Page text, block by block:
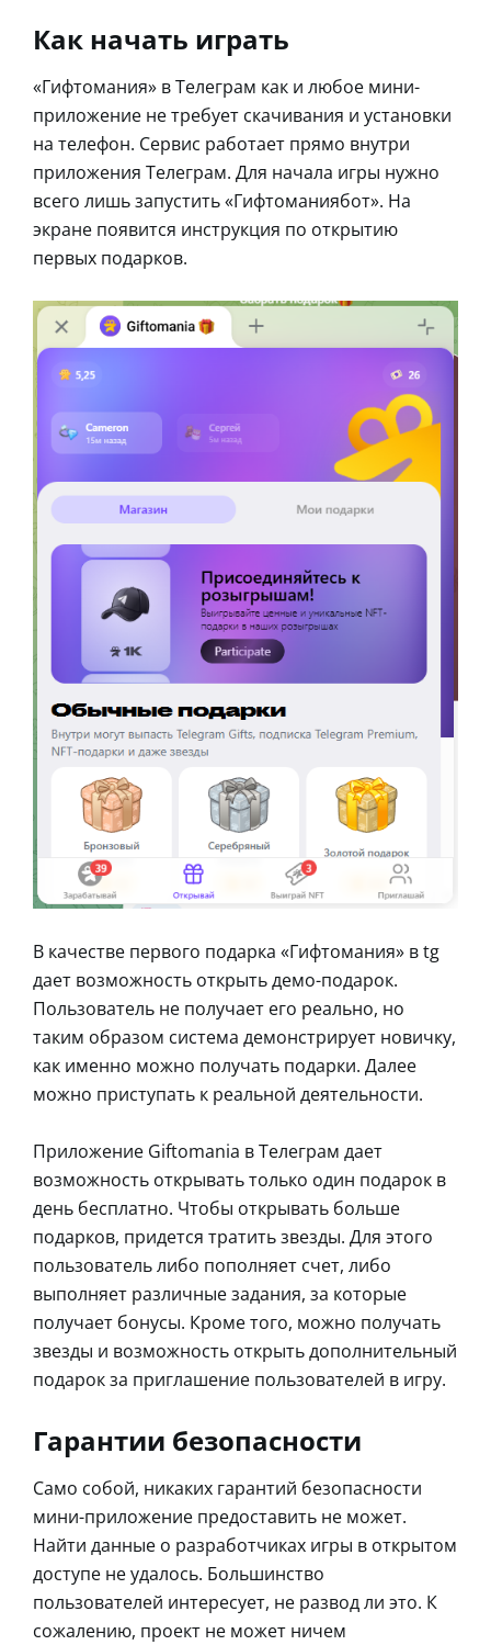
Как начать играть
«Гифтомания» в Телеграм как и любое мини-
приложение не требует скачивания и установки
на телефон. Сервис работает прямо внутри
приложения Телеграм. Для начала игры нужно
всего лишь запустить «Гифтоманиябот». На
экране появится инструкция по открытию
первых подарков.
В качестве первого подарка «Гифтомания» в tg
дает возможность открыть демо-подарок.
Пользователь не получает его реально, но
таким образом система демонстрирует новичку,
как именно можно получать подарки. Далее
можно приступать к реальной деятельности.
Приложение Giftomania в Телеграм дает
возможность открывать только один подарок в
день бесплатно. Чтобы открывать больше
подарков, придется тратить звезды. Для этого
пользователь либо пополняет счет, либо
выполняет различные задания, за которые
получает бонусы. Кроме того, можно получать
звезды и возможность открыть дополнительный
подарок за приглашение пользователей в игру.
Гарантии безопасности
Само собой, никаких гарантий безопасности
мини-приложение предоставить не может.
Найти данные о разработчиках игры в открытом
доступе не удалось. Большинство
пользователей интересует, не развод ли это. К
сожалению, проект не может ничем